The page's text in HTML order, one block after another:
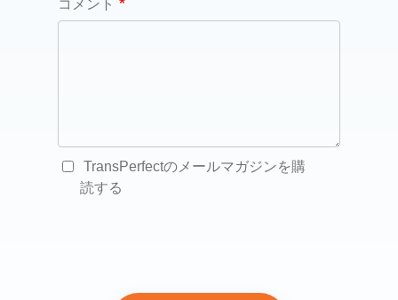
コメント
TransPerfectのメールマガジンを購
読する